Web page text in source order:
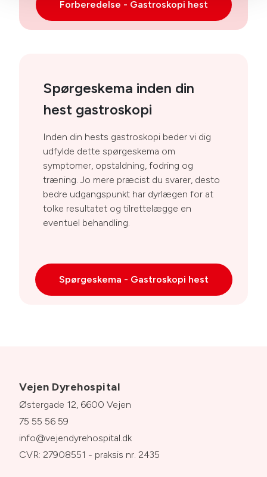
Forberedelse - Gastroskopi hest
Spørgeskema inden din
hest gastroskopi
Inden din hests gastroskopi beder vi dig
udfylde dette spørgeskema om
symptomer, opstaldning, fodring og
træning. Jo mere præcist du svarer, desto
bedre udgangspunkt har dyrlægen for at
tolke resultatet og tilrettelægge en
eventuel behandling.
Spørgeskema - Gastroskopi hest
Vejen Dyrehospital
Østergade 12, 6600 Vejen
75 55 56 59
info@vejendyrehospital.dk
CVR: 27908551 - praksis nr. 2435